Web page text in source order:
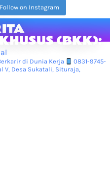
Follow on Instagram
(BKK):
di Dunia Kerja
0831-9745-
V, Desa Sukatali, Situraja,